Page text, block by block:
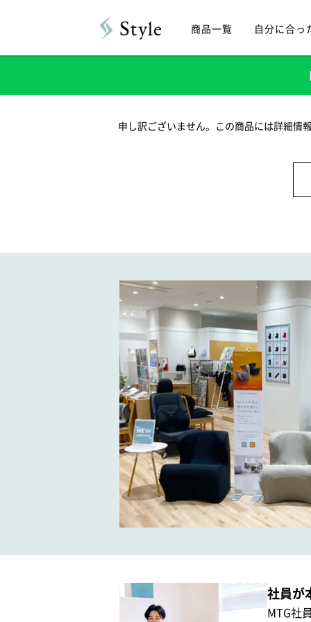
商品一覧 自分に合っ
申し訳ございません。この商品には詳細情
社員が
MTG社